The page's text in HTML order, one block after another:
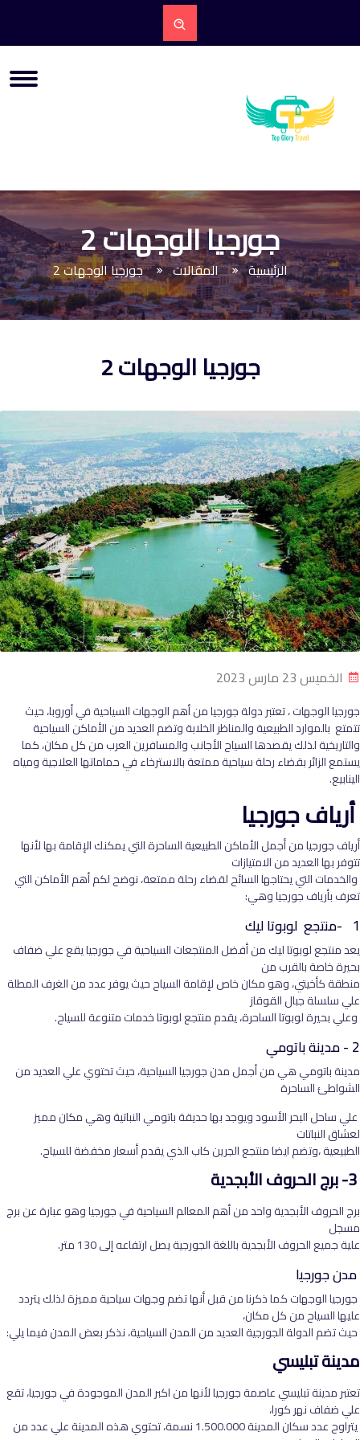
جورجيا الوجهات 2
الرئيسية المقالات جورجيا الوجهات 2
جورجيا الوجهات 2
الخميس 23 مارس 2023
جورجيا الوجهات ، تعتبر دولة جورجيا من أهم الوجهات السياحية في أوروبا، حيث
تتمتع بالموارد الطبيعية والمناظر الخلابة وتضم العديد من الأماكن السياحية
والتاريخية لذلك يقصدها السياح الأجانب والمسافرين العرب من كل مكان، كما
يستمع الزائر بقضاء رحلة سياحية ممتعة بالاسترخاء في حماماتها العلاجية ومياه
الينابيع.
أرياف جورجيا
أرياف جورجيا من أجمل الأماكن الطبيعية الساحرة التي يمكنك الإقامة بها لأنها
تتوفر بها العديد من الامتيازات
والخدمات التي يحتاجها السائح لقضاء رحلة ممتعة، نوضح لكم أهم الأماكن التي
تعرف بأرياف جورجيا وهي:
1 -منتجع لوبوتا ليك
يعد منتجع لوبوتا ليك من أفضل المنتجعات السياحية في جورجيا يقع علي ضفاف
بحيرة خاصة بالقرب من
منطقة كأخيتي، وهو مكان خاص لإقامة السياح حيث يوفر عدد من الغرف المطلة
علي سلسلة جبال القوقاز
وعلي بحيرة لوبوتا الساحرة، يقدم منتجع لوبوتا خدمات متنوعة للسياح.
2 - مدينة باتومي
مدينة باتومي هي من أجمل مدن جورجيا السياحية، حيث تحتوي علي العديد من
الشواطئ الساحرة
علي ساحل البحر الأسود ويوجد بها حديقة باتومي النباتية وهي مكان مميز
لعشاق النباتات
الطبيعية ،وتضم ايضا منتجع الجرين كاب الذي يقدم أسعار مخفضة للسياح.
برج الحروف الأبجدية واحد من أهم المعالم السياحية في جورجيا وهو عبارة عن برج
مسجل
علية جميع الحروف الأبجدية باللغة الجورجية يصل ارتفاعه إلى 130 متر.
مدن جورجيا
جورجيا الوجهات كما ذكرنا من قبل أنها تضم وجهات سياحية مميزة لذلك يتردد
عليها السياح من كل مكان،
حيث تضم الدولة الجورجية العديد من المدن السياحية، نذكر بعض المدن فيما يلي:
مدينة تبليسي
تعتبر مدينة تبليسي عاصمة جورجيا لأنها من اكبر المدن الموجودة في جورجيا، تقع
علي ضفاف نهر كورا،
يتراوح عدد سكان المدينة 1.500.000 نسمة، تحتوي هذه المدينة علي عدد من